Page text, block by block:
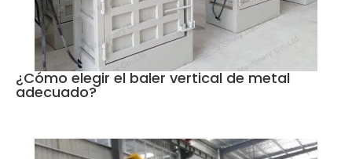
¿Cómo elegir el baler vertical de metal
adecuado?